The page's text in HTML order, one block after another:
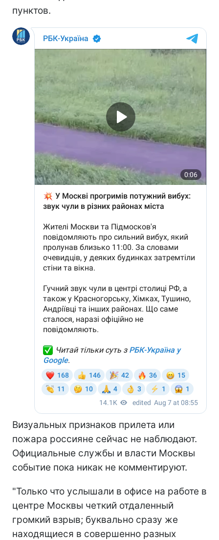
пунктов.
Визуальных признаков прилета или
пожара россияне сейчас не наблюдают.
Официальные службы и власти Москвы
событие пока никак не комментируют.
"Только что услышали в офисе на работе в
центре Москвы четкий отдаленный
громкий взрыв; буквально сразу же
находящиеся в совершенно разных